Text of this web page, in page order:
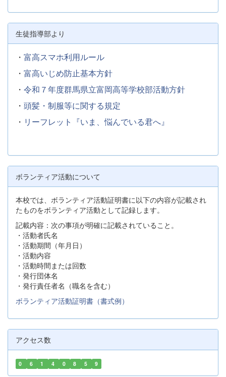
生徒指導部より
・ 富高スマホ利用ルール
・ 富高いじめ防止基本方針
・ 令和７年度群馬県立富岡高等学校部活動方針
・ 頭髪・制服等に関する規定
・ リーフレット『いま、悩んでいる君へ』
ボランティア活動について
本校では、ボランティア活動証明書に以下の内容が記載され
たものをボランティア活動として記録します。
記載内容：次の事項が明確に記載されていること。
・活動者氏名
・活動期間（年月日）
・活動内容
・活動時間または回数
・発行団体名
・発行責任者名（職名を含む）
ボランティア活動証明書（書式例）
アクセス数
0 6 1 4 0 8 5 9